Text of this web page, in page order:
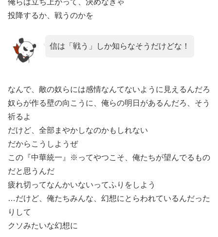
俺らは立ち上がって、決めなきゃ
投降するか、戦うのかを
信は「戦う」しか知らなそうだけどな！
なんで、敵の奴らには感情なんてないように見えるんだろ
奴らが作る壁の向こうに、俺らの明日があるんだろ、そう
祈るよ
だけど、全部まやかしなのかもしれない
だからこうしようぜ
この『中華統一』※ってやつこそ、俺たちが望んでるもの
だと思うんだ
疲れ切ってなんかいないってふりをしよう
…だけど、俺たちみんな、幻想にとらわれているんだった
りして
クソみたいな幻想に